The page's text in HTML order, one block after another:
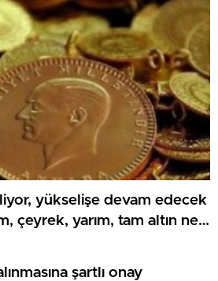
yükselişe devam edecek
çeyrek, yarım, tam altın ne
şartlı onay